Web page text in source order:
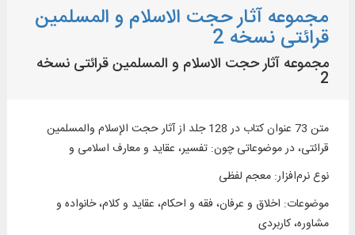
مجموعه آثار حجت الاسلام و المسلمین
قرائتی نسخه 2
مجموعه آثار حجت الاسلام و المسلمین قرائتی نسخه
2
متن 73 عنوان کتاب در 128 جلد از آثار حجت الإسلام والمسلمین
قرائتی، در موضوعاتی چون: تفسیر، عقاید و معارف اسلامی و
نوع نرم‌افزار:معجم لفظی
موضوعات: اخلاق و عرفان، فقه و احکام، عقاید و كلام، خانواده و
مشاوره، کاربردی